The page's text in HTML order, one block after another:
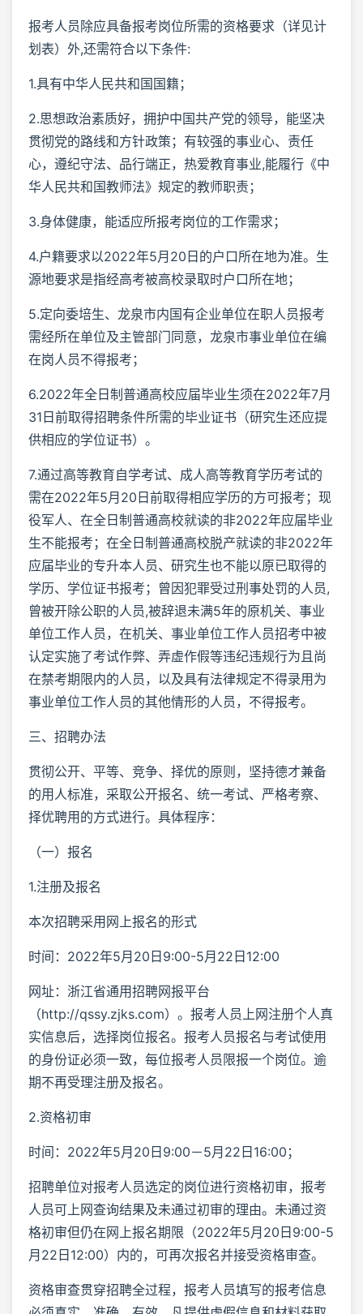
报考人员除应具备报考岗位所需的资格要求（详见计
划表）外,还需符合以下条件:
1.具有中华人民共和国国籍；
2.思想政治素质好，拥护中国共产党的领导，能坚决
贯彻党的路线和方针政策；有较强的事业心、责任
心，遵纪守法、品行端正，热爱教育事业,能履行《中
华人民共和国教师法》规定的教师职责；
3.身体健康，能适应所报考岗位的工作需求；
4.户籍要求以2022年5月20日的户口所在地为准。生
源地要求是指经高考被高校录取时户口所在地；
5.定向委培生、龙泉市内国有企业单位在职人员报考
需经所在单位及主管部门同意，龙泉市事业单位在编
在岗人员不得报考；
6.2022年全日制普通高校应届毕业生须在2022年7月
31日前取得招聘条件所需的毕业证书（研究生还应提
供相应的学位证书）。
7.通过高等教育自学考试、成人高等教育学历考试的
需在2022年5月20日前取得相应学历的方可报考；现
役军人、在全日制普通高校就读的非2022年应届毕业
生不能报考；在全日制普通高校脱产就读的非2022年
应届毕业的专升本人员、研究生也不能以原已取得的
学历、学位证书报考；曾因犯罪受过刑事处罚的人员,
曾被开除公职的人员,被辞退未满5年的原机关、事业
单位工作人员，在机关、事业单位工作人员招考中被
认定实施了考试作弊、弄虚作假等违纪违规行为且尚
在禁考期限内的人员，以及具有法律规定不得录用为
事业单位工作人员的其他情形的人员，不得报考。
三、招聘办法
贯彻公开、平等、竞争、择优的原则，坚持德才兼备
的用人标准，采取公开报名、统一考试、严格考察、
择优聘用的方式进行。具体程序：
（一）报名
1.注册及报名
本次招聘采用网上报名的形式
时间：2022年5月20日9:00-5月22日12:00
网址：浙江省通用招聘网报平台
（http://qssy.zjks.com）。报考人员上网注册个人真
实信息后，选择岗位报名。报考人员报名与考试使用
的身份证必须一致，每位报考人员限报一个岗位。逾
期不再受理注册及报名。
2.资格初审
时间：2022年5月20日9:00－5月22日16:00；
招聘单位对报考人员选定的岗位进行资格初审，报考
人员可上网查询结果及未通过初审的理由。未通过资
格初审但仍在网上报名期限（2022年5月20日9:00-5
月22日12:00）内的，可再次报名并接受资格审查。
资格审查贯穿招聘全过程，报考人员填写的报考信息